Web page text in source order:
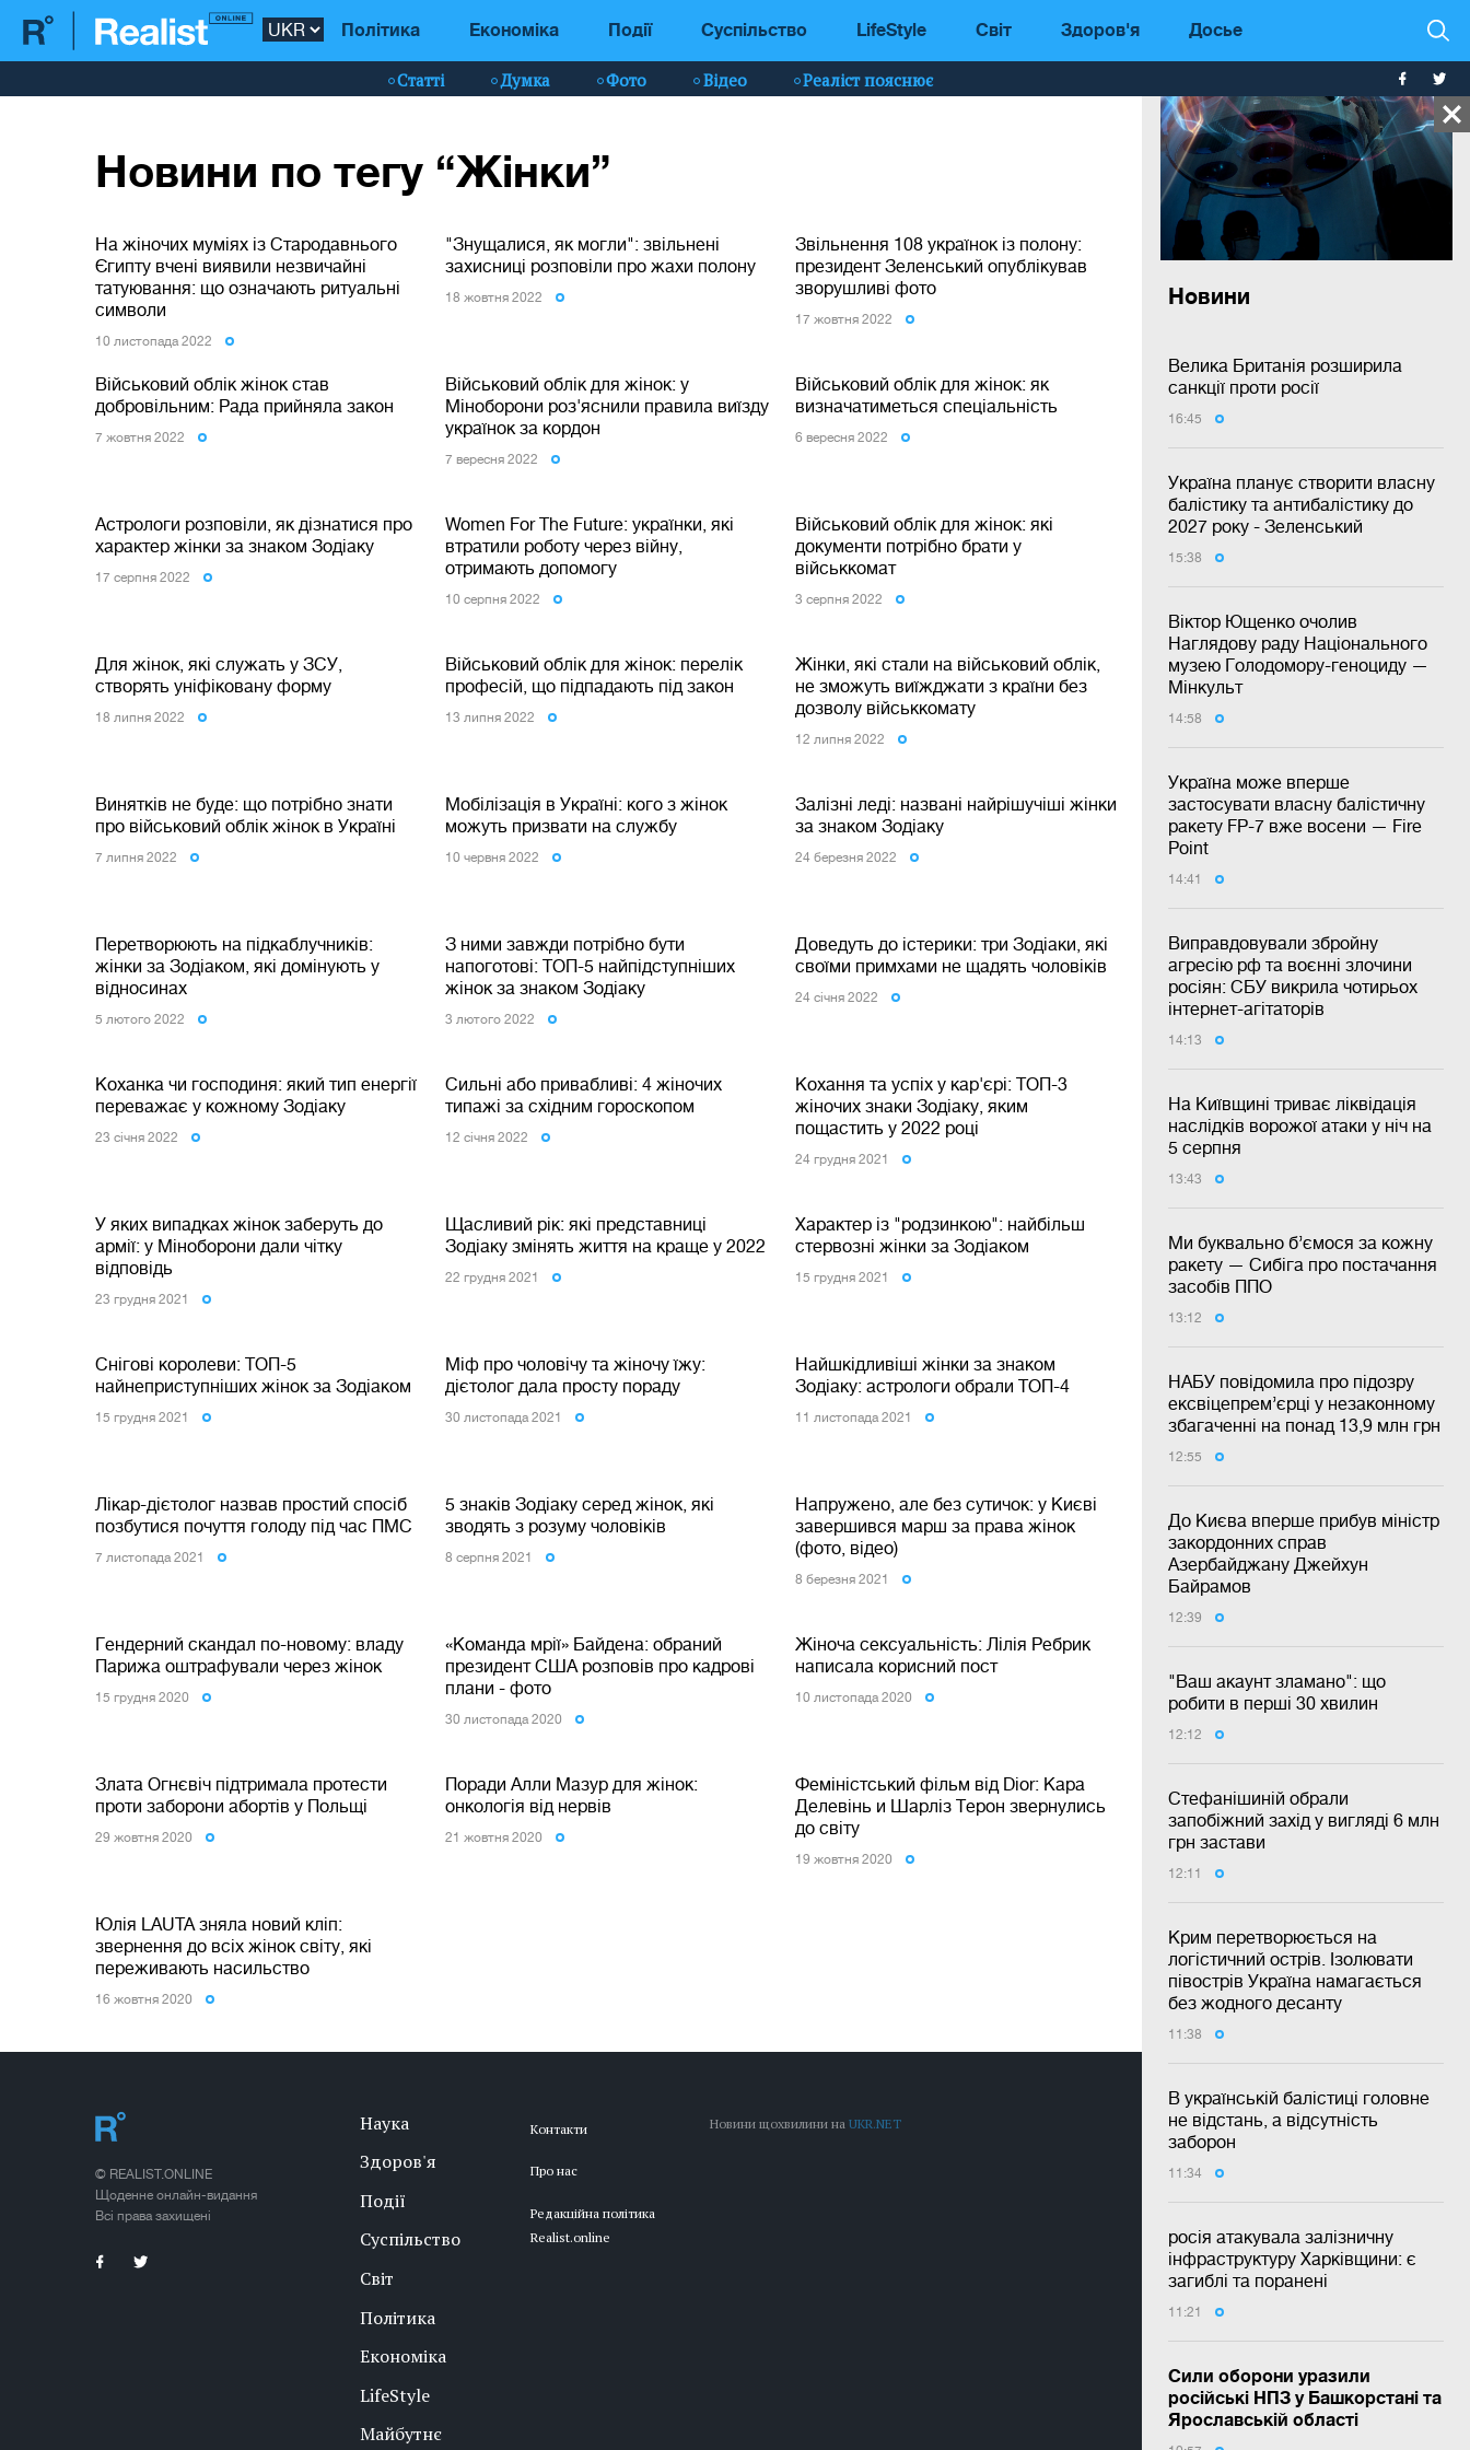
Політика Економіка Події Суспільство LifeStyle Світ Здоров'я Досье
Статті Думка Фото Відео Реаліст пояснює
Новини
Велика Британія розширила
санкції проти росії
16:45
Україна планує створити власну
балістику та антибалістику до
2027 року - Зеленський
15:38
Віктор Ющенко очолив
Наглядову раду Національного
музею Голодомору-геноциду —
Мінкульт
14:58
Україна може вперше
застосувати власну балістичну
ракету FP-7 вже восени — Fire
Point
14:41
Виправдовували збройну
агресію рф та воєнні злочини
росіян: СБУ викрила чотирьох
інтернет-агітаторів
14:13
На Київщині триває ліквідація
наслідків ворожої атаки у ніч на
5 серпня
13:43
Ми буквально б’ємося за кожну
ракету — Сибіга про постачання
засобів ППО
13:12
НАБУ повідомила про підозру
ексвіцепрем’єрці у незаконному
збагаченні на понад 13,9 млн грн
12:55
До Києва вперше прибув міністр
закордонних справ
Азербайджану Джейхун
Байрамов
12:39
"Ваш акаунт зламано": що
робити в перші 30 хвилин
12:12
Стефанішиній обрали
запобіжний захід у вигляді 6 млн
грн застави
12:11
Крим перетворюється на
логістичний острів. Ізолювати
півострів Україна намагається
без жодного десанту
11:38
В українській балістиці головне
не відстань, а відсутність
заборон
11:34
росія атакувала залізничну
інфраструктуру Харківщини: є
загиблі та поранені
11:21
Сили оборони уразили
російські НПЗ у Башкорстані та
Ярославській області
Новини по тегу “Жінки”
На жіночих муміях із Стародавнього
Єгипту вчені виявили незвичайні
татуювання: що означають ритуальні
символи
10 листопада 2022
"Знущалися, як могли": звільнені
захисниці розповіли про жахи полону
18 жовтня 2022
Звільнення 108 українок із полону:
президент Зеленський опублікував
зворушливі фото
17 жовтня 2022
Військовий облік жінок став
добровільним: Рада прийняла закон
7 жовтня 2022
Військовий облік для жінок: у
Міноборони роз'яснили правила виїзду
українок за кордон
7 вересня 2022
Військовий облік для жінок: як
визначатиметься спеціальність
6 вересня 2022
Астрологи розповіли, як дізнатися про
характер жінки за знаком Зодіаку
17 серпня 2022
Women For The Future: українки, які
втратили роботу через війну,
отримають допомогу
10 серпня 2022
Військовий облік для жінок: які
документи потрібно брати у
військкомат
3 серпня 2022
Для жінок, які служать у ЗСУ,
створять уніфіковану форму
18 липня 2022
Військовий облік для жінок: перелік
професій, що підпадають під закон
13 липня 2022
Жінки, які стали на військовий облік,
не зможуть виїжджати з країни без
дозволу військкомату
12 липня 2022
Винятків не буде: що потрібно знати
про військовий облік жінок в Україні
7 липня 2022
Мобілізація в Україні: кого з жінок
можуть призвати на службу
10 червня 2022
Залізні леді: названі найрішучіші жінки
за знаком Зодіаку
24 березня 2022
Перетворюють на підкаблучників:
жінки за Зодіаком, які домінують у
відносинах
5 лютого 2022
З ними завжди потрібно бути
напоготові: ТОП-5 найпідступніших
жінок за знаком Зодіаку
3 лютого 2022
Доведуть до істерики: три Зодіаки, які
своїми примхами не щадять чоловіків
24 сiчня 2022
Коханка чи господиня: який тип енергії
переважає у кожному Зодіаку
23 сiчня 2022
Сильні або привабливі: 4 жіночих
типажі за східним гороскопом
12 сiчня 2022
Кохання та успіх у кар'єрі: ТОП-3
жіночих знаки Зодіаку, яким
пощастить у 2022 році
24 грудня 2021
У яких випадках жінок заберуть до
армії: у Міноборони дали чітку
відповідь
23 грудня 2021
Щасливий рік: які представниці
Зодіаку змінять життя на краще у 2022
22 грудня 2021
Характер із "родзинкою": найбільш
стервозні жінки за Зодіаком
15 грудня 2021
Снігові королеви: ТОП-5
найнеприступніших жінок за Зодіаком
15 грудня 2021
Міф про чоловічу та жіночу їжу:
дієтолог дала просту пораду
30 листопада 2021
Найшкідливіші жінки за знаком
Зодіаку: астрологи обрали ТОП-4
11 листопада 2021
Лікар-дієтолог назвав простий спосіб
позбутися почуття голоду під час ПМС
7 листопада 2021
5 знаків Зодіаку серед жінок, які
зводять з розуму чоловіків
8 серпня 2021
Напружено, але без сутичок: у Києві
завершився марш за права жінок
(фото, відео)
8 березня 2021
Гендерний скандал по-новому: владу
Парижа оштрафували через жінок
15 грудня 2020
«Команда мрії» Байдена: обраний
президент США розповів про кадрові
плани - фото
30 листопада 2020
Жіноча сексуальність: Лілія Ребрик
написала корисний пост
10 листопада 2020
Злата Огнєвіч підтримала протести
проти заборони абортів у Польщі
29 жовтня 2020
Поради Алли Мазур для жінок:
онкологія від нервів
21 жовтня 2020
Феміністський фільм від Dior: Кара
Делевінь и Шарліз Терон звернулись
до світу
19 жовтня 2020
Юлія LAUTA зняла новий кліп:
звернення до всіх жінок світу, які
переживають насильство
16 жовтня 2020
© REALIST.ONLINE
Щоденне онлайн-видання
Всі права захищені
Наука
Здоров'я
Події
Суспільство
Світ
Політика
Економіка
LifeStyle
Майбутнє
Контакти
Про нас
Редакційна політика
Realist.online
Новини щохвилини наUKR.NET